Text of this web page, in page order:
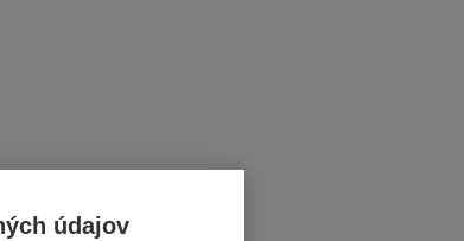
údajov